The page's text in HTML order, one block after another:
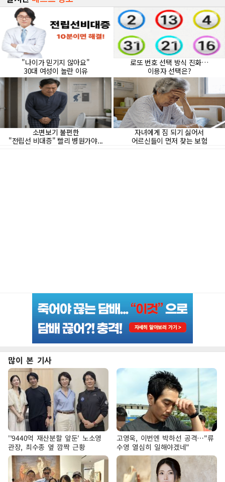
많이 본 기사
''9440억 재산분할 앞둔' 노소영
관장, 최수종 옆 깜짝 근황
고영욱, 이번엔 박하선 공격…"류
수영 열심히 일해야겠네"